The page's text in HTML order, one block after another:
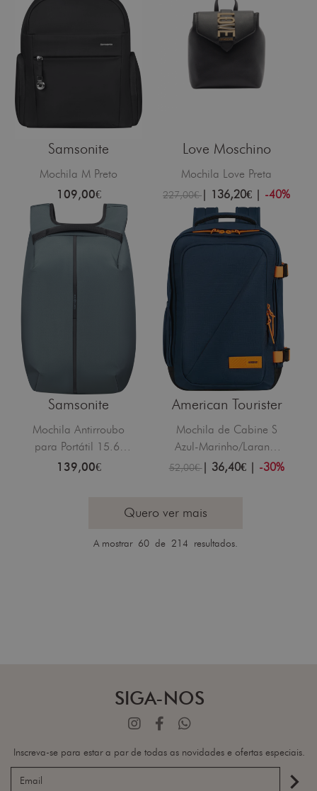
Samsonite
Mochila M Preto
109,00€
Love Moschino
Mochila Love Preta
227,00€| 136,20€ | -40%
Samsonite
Mochila Antirroubo
para Portátil 15.6"
Azul Acinzentado
139,00€
American Tourister
Mochila de Cabine S
Azul-Marinho/Laranja
Radiante
52,00€| 36,40€| -30%
Quero ver mais
A mostrar 60 de 214 resultados.
Inscreva-se para estar a par de todas as novidades e ofertas especiais.
navigate_next
SIGA-NOS